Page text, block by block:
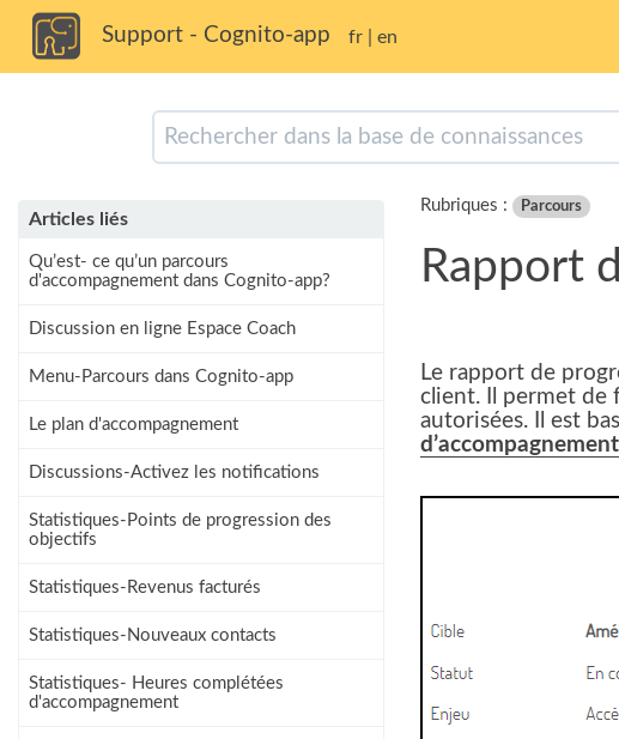
Support - Cognito-app fr en
Articles liés
Qu’est- ce qu’un parcours
d'accompagnement dans Cognito-app?
Discussion en ligne Espace Coach
Menu-Parcours dans Cognito-app
Le plan d'accompagnement
Discussions-Activez les notifications
Statistiques-Points de progression des
objectifs
Statistiques-Revenus facturés
Statistiques-Nouveaux contacts
Statistiques- Heures complétées
d'accompagnement
Rubriques : Parcours
Rapport
Le rapport de
client. Il permet de
autorisées. Il est
d’accompagnement